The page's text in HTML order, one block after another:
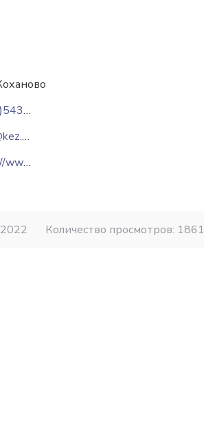
(495)543-53-28
info@kez.su
http://www.kez.su
Количество просмотров: 1861